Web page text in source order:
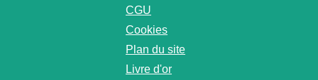
CGU
Cookies
Plan du site
Livre d'or